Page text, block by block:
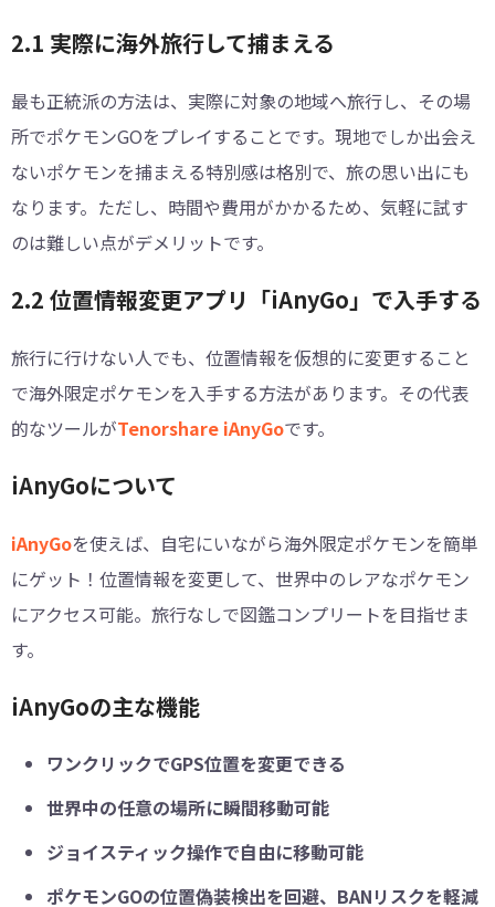
2.1 実際に海外旅行して捕まえる
最も正統派の方法は、実際に対象の地域へ旅行し、その場
所でポケモンGOをプレイすることです。現地でしか出会え
ないポケモンを捕まえる特別感は格別で、旅の思い出にも
なります。ただし、時間や費用がかかるため、気軽に試す
のは難しい点がデメリットです。
2.2 位置情報変更アプリ「iAnyGo」で入手する
旅行に行けない人でも、位置情報を仮想的に変更すること
で海外限定ポケモンを入手する方法があります。その代表
的なツールがTenorshare iAnyGoです。
iAnyGoについて
iAnyGoを使えば、自宅にいながら海外限定ポケモンを簡単
にゲット！位置情報を変更して、世界中のレアなポケモン
にアクセス可能。旅行なしで図鑑コンプリートを目指せま
す。
iAnyGoの主な機能
ワンクリックでGPS位置を変更できる
世界中の任意の場所に瞬間移動可能
ジョイスティック操作で自由に移動可能
ポケモンGOの位置偽装検出を回避、BANリスクを軽減